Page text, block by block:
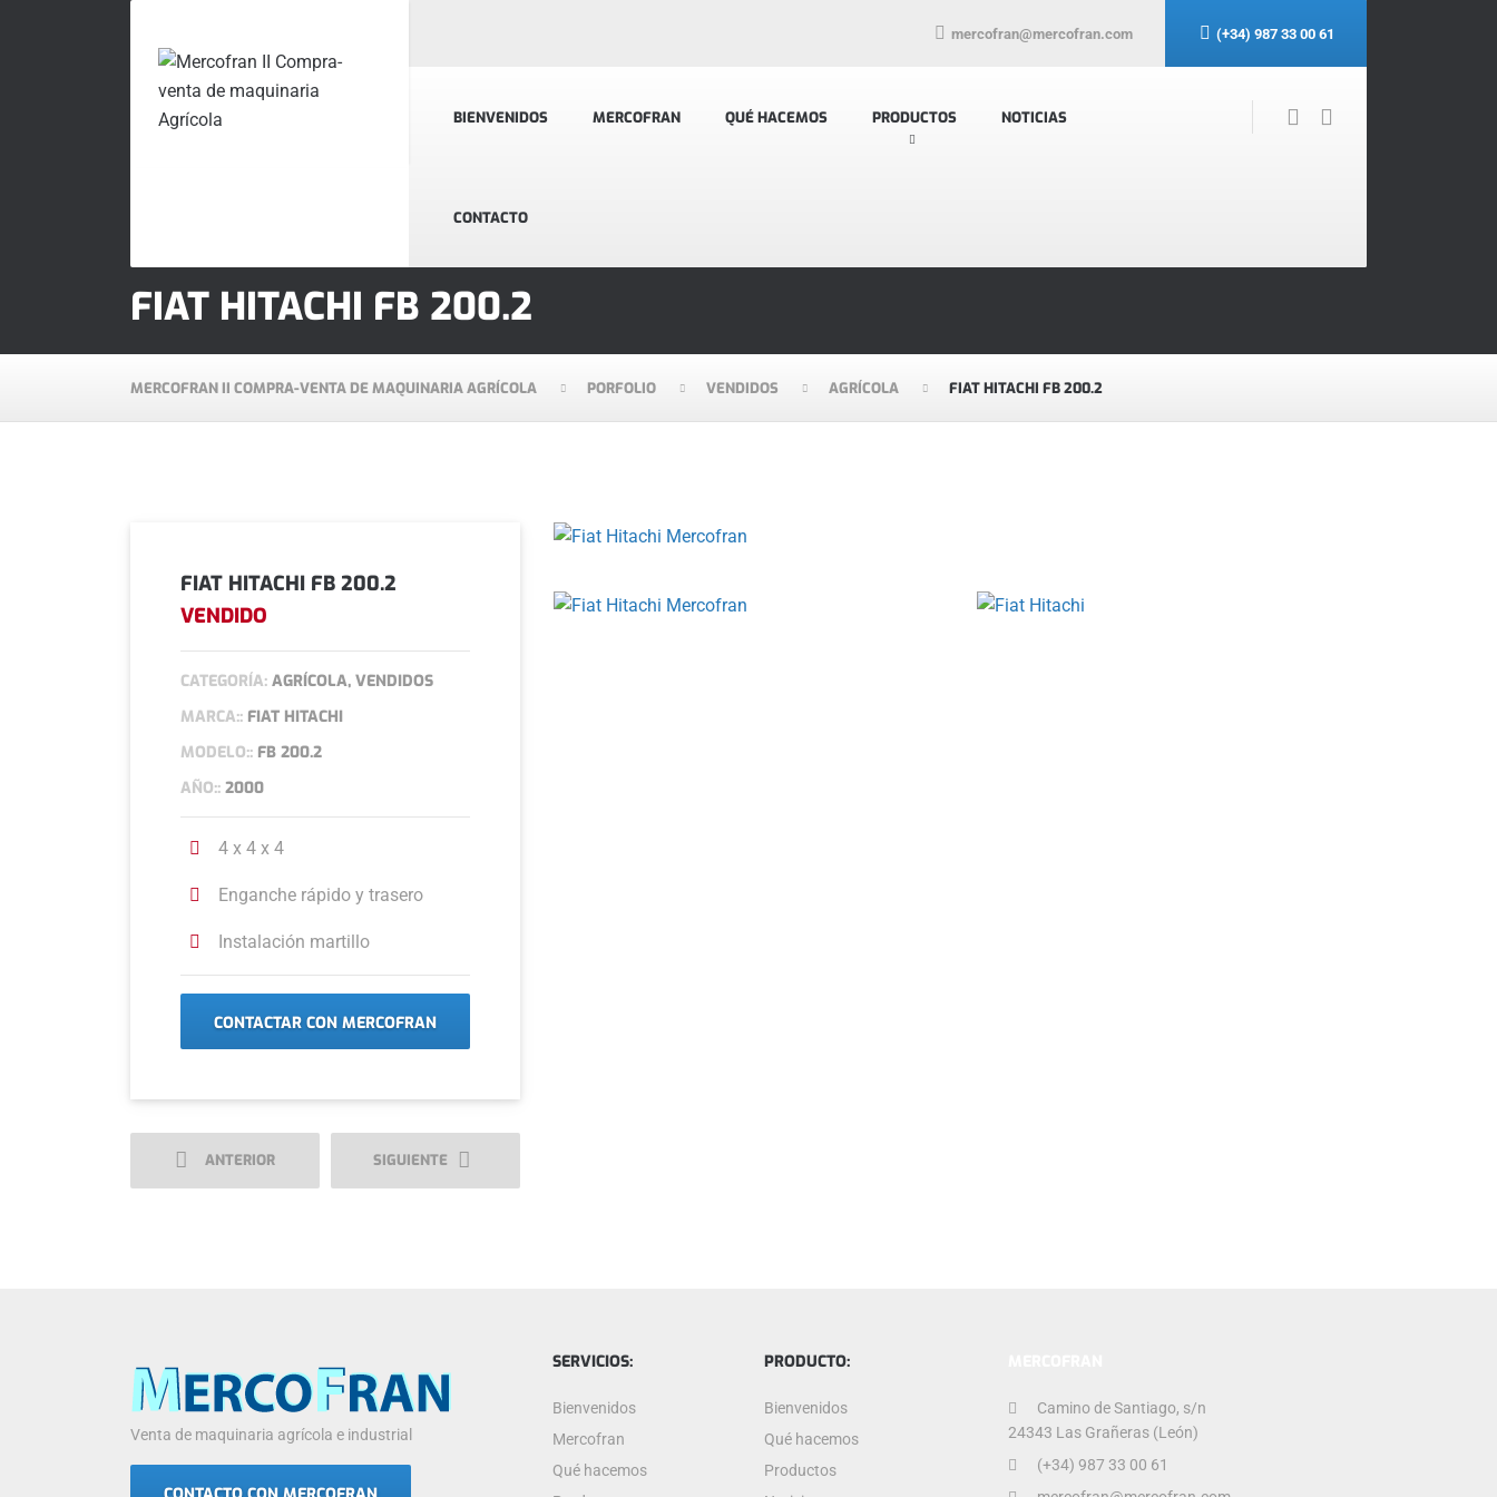
BIENVENIDOS MERCOFRAN QUÉ HACEMOS PRODUCTOS NOTICIAS
CONTACTO
mercofran@mercofran.com (+34) 987 33 00 61
FIAT HITACHI FB 200.2
MERCOFRAN II COMPRA-VENTA DE MAQUINARIA AGRÍCOLA PORFOLIO VENDIDOS AGRÍCOLA FIAT HITACHI FB 200.2
FIAT HITACHI FB 200.2
VENDIDO
CATEGORÍA: AGRÍCOLA, VENDIDOS
MARCA:: FIAT HITACHI
MODELO:: FB 200.2
AÑO:: 2000
4 x 4 x 4
Enganche rápido y trasero
Instalación martillo
CONTACTAR CON MERCOFRAN
ANTERIOR SIGUIENTE
Camino de Santiago, s/n
24343 Las Grañeras (León)
(+34) 987 33 00 61
Venta de maquinaria agrícola e industrial
SERVICIOS:
Bienvenidos
Mercofran
Qué hacemos
PRODUCTO:
Bienvenidos
Qué hacemos
Productos